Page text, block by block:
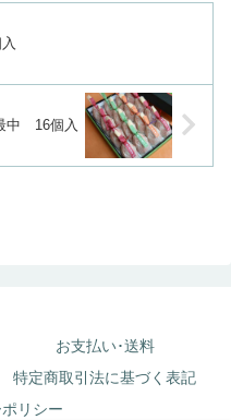
中 16個入
お支払い･送料
特定商取引法に基づく表記
リシー